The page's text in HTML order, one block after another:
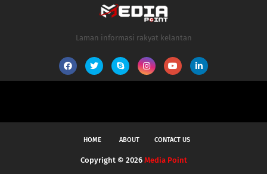
Laman informasi rakyat kelantan
HOME ABOUT CONTACT US
Copyright © 2026 Media Point